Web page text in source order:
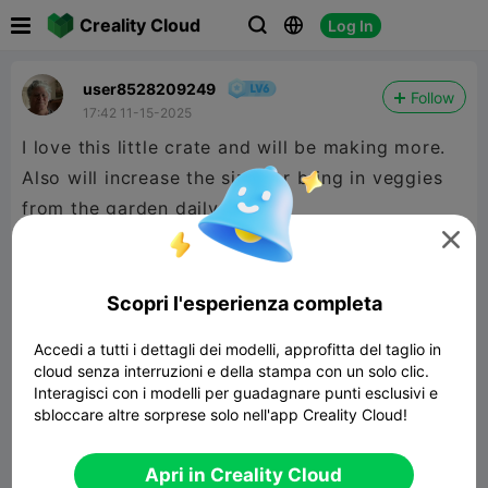
Creality Cloud   Log In
user8528209249
17:42 11-15-2025
Follow
I love this little crate and will be making more.
Also will increase the size for bring in veggies
from the garden daily.

Scopri l'esperienza completa
Accedi a tutti i dettagli dei modelli, approfitta del taglio in
cloud senza interruzioni e della stampa con un solo clic.
Interagisci con i modelli per guadagnare punti esclusivi e
sbloccare altre sorprese solo nell'app Creality Cloud!
Apri in Creality Cloud